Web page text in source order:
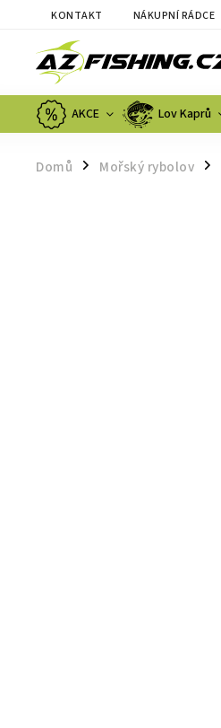
KONTAKT NÁKUPNÍ RÁDCE
AKCE Lov Kaprů
Domů / Mořský rybolov /